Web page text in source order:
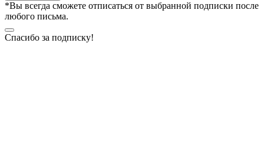
*Вы всегда сможете отписаться от выбранной подписки после
любого письма.
Спасибо за подписку!